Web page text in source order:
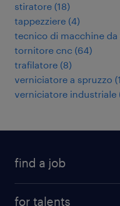
stiratore (18)
tappezziere (4)
tecnico di macchine
tornitore cnc (64)
trafilatore (8)
verniciatore a spruzzo (
verniciatore industriale
find a job
for talents